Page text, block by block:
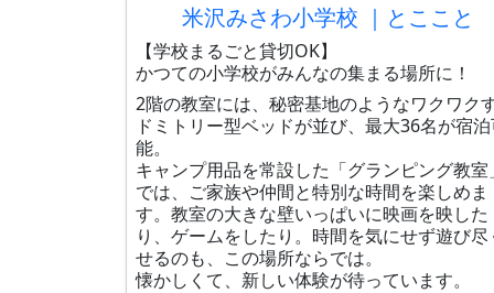
米沢みさわ小学校 ｜とここと
【学校まるごと貸切OK】
かつての小学校がみんなの集まる場所に！
2階の教室には、秘密基地のようなワクワク
ドミトリー型ベッドが並び、最大36名が宿
能。
キャンプ用品を常設した「グランピング教室
では、ご家族や仲間と特別な時間を楽しめま
す。教室の大きな壁いっぱいに映画を映した
り、ゲームをしたり。時間を気にせず遊び尽
せるのも、この場所ならでは。
懐かしくて、新しい体験が待っています。